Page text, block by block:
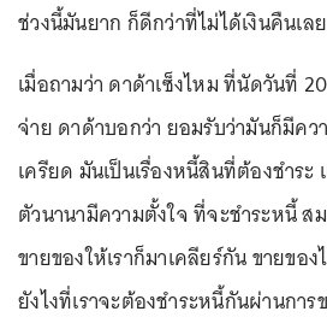
ช่วงนี้มันยาก ก็ดีกว่าที่ไม่ได้เงินคืนเลย
เมื่อถามว่า ดาด้าเซ็งไหม ที่นัดวันที่
จ่าย ดาด้าบอกว่า ยอมรับว่ามันก็มีคว
เครียด มันเป็นเรื่องหนี้สินที่ต้องชำระ
ตัวนานามีความตั้งใจ ที่จะชำระหนี้ ส
ขายของให้เราก็มาเคลียร์กัน ขายของ
ยังไงที่เราจะต้องชำระหนี้กันผ่านกา